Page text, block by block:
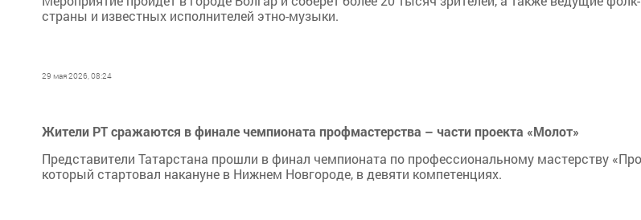
страны и известных исполнителей этно-музыки.
29 мая 2026, 08:24
Жители РТ сражаются в финале чемпионата профмастерства – части проекта «Молот»
Представители Татарстана прошли в финал чемпионата по профессиональному мастерству
который стартовал накануне в Нижнем Новгороде, в девяти компетенциях.